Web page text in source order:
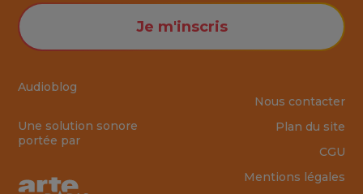
Audioblog
Une solution sonore
portée par
Je m'inscris
Nous contacter
Plan du site
CGU
Mentions légales